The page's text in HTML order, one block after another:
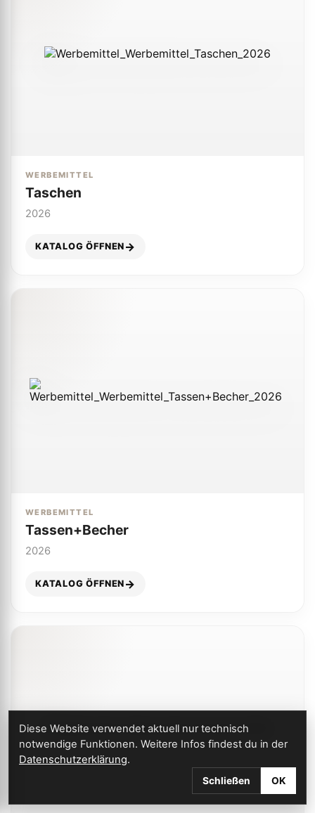
WERBEMITTEL
Taschen
2026
KATALOG ÖFFNEN
WERBEMITTEL
Tassen+Becher
2026
KATALOG ÖFFNEN
Diese Website verwendet aktuell nur technisch
notwendige Funktionen. Weitere Infos findest du in der
Datenschutzerklärung.
Schließen OK